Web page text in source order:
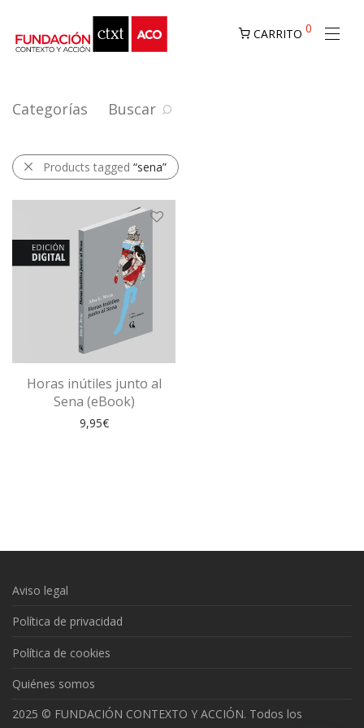
CARRITO 0
Categorías Buscar
Products tagged “sena”
Horas inútiles junto al
Sena (eBook)
9,95€
Aviso legal
Política de privacidad
Política de cookies
Quiénes somos
2025 © FUNDACIÓN CONTEXTO Y ACCIÓN. Todos los